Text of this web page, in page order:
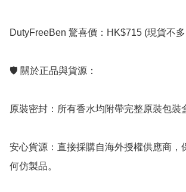
DutyFreeBen 驚喜價：HK$715 (現貨不
🛡️ 關於正品與貨源：
原裝密封：所有香水均附帶完整原裝包裝
安心貨源：直接採購自海外授權供應商，
何仿製品。